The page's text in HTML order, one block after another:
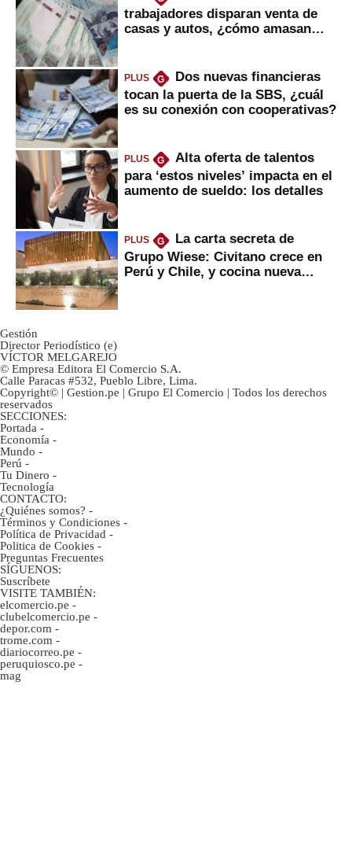
trabajadores disparan venta de
casas y autos, ¿cómo amasan
PLUS G
Dos nuevas financieras
tocan la puerta de la SBS, ¿cuál
es su conexión con cooperativas?
PLUS G
Alta oferta de talentos
para ‘estos niveles’ impacta en el
aumento de sueldo: los detalles
PLUS G
La carta secreta de
Grupo Wiese: Civitano crece en
Perú y Chile, y cocina nueva
Gestión
Director Periodístico (e)
VÍCTOR MELGAREJO
© Empresa Editora El Comercio S.A.
Calle Paracas #532, Pueblo Libre, Lima.
Copyright© | Gestion.pe | Grupo El Comercio | Todos los derechos
reservados
SECCIONES:
Portada -
Economía -
Mundo -
Perú -
Tu Dinero -
Tecnología
CONTACTO:
¿Quiénes somos? -
Términos y Condiciones -
Política de Privacidad -
Politica de Cookies -
Preguntas Frecuentes
SÍGUENOS:
Suscríbete
VISITE TAMBIÉN:
elcomercio.pe -
clubelcomercio.pe -
depor.com -
trome.com -
diariocorreo.pe -
peruquiosco.pe -
mag